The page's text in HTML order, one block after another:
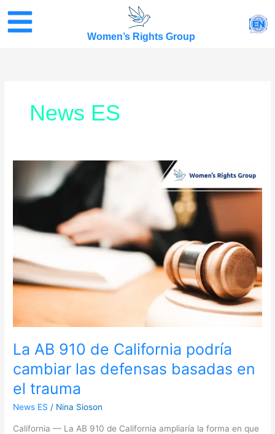
content
Women’s Rights Group
EN
News ES
La AB 910 de California podría
cambiar las defensas basadas en
el trauma
News ES / Nina Sioson
California — La AB 910 de California ampliaría la forma en que
podría
las
defensas
basadas
trauma